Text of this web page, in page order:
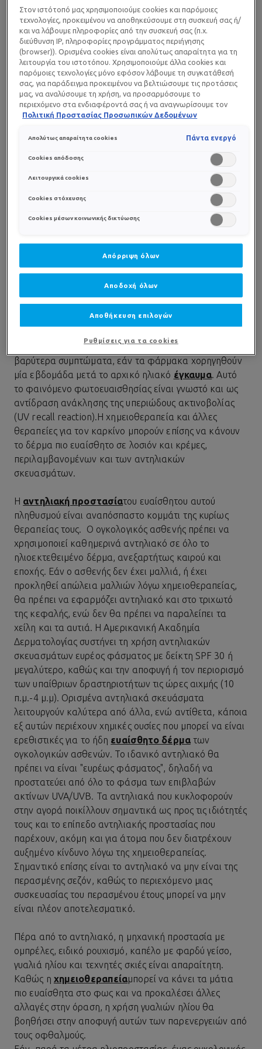
το δέρμα και την υγεία. Ωστόσο, αυτό που δεν
γνωρίζουνε πολλοί, είναι ότι ορισμένα
χημειοθεραπευτικά φάρμακα, αλλά και κάποιες
νεότερες ογκολογικές θεραπείες μπορεί να
καταστήσουν το δέρμα ακόμα πιο ευαίσθητο στη
βλαπτική δράση του ήλιου.
Η χημειοθεραπεία και άλλες θεραπείες για τον καρκίνο
αυξάνουν την ευαισθησία στην υπεριώδη ακτινοβολία,
προκαλώντας μια παρενέργεια που είναι γνωστή ως
φωτοευαισθησία από φάρμακα. Οι περισσότεροι
ασθενείς που αναπτύσσουν αυτού του τύπου τη
φωτοευαισθησία παρουσιάζουν τις λεγόμενες
αντιδράσεις. Συγκεκριμένα, σε διάστημα
5-20 ωρών από την έκθεση στον ήλιο, μπορεί να
εμφανιστεί εικόνα σοβαρού ηλιακού εγκαύματος με
(πρηξίματος), ορόρροιας (εκροή υγρού), φυσαλίδων και
στη συνέχεια σταδιακής απολέπισης (ξεφλούδισμα).
Λιγότερο συχνή παρενέργεια είναι οιφωτοαλλεργική
αντίδραση, όπου τα παραπάνω συμπτώματα μπορεί να
εμφανιστούν ή να εξαπλωθούν και στο δέρμα που δεν
εκτέθηκε απευθείας στον ήλιο. Σε πολύ σπάνιες
την επανεμφάνιση ενός ηλιακού εγκαύματος, συχνά με
βαρύτερα συμπτώματα, εάν τα φάρμακα χορηγηθούν
μία εβδομάδα μετά το αρχικό ηλιακό έγκαυμα. Αυτό
το φαινόμενο φωτοευαισθησίας είναι γνωστό και ως
αντίδραση ανάκλησης της υπεριώδους ακτινοβολίας
(UV recall reaction).Η χημειοθεραπεία και άλλες
θεραπείες για τον καρκίνο μπορούν επίσης να κάνουν
το δέρμα πιο ευαίσθητο σε λοσιόν και κρέμες,
περιλαμβανομένων και των αντηλιακών
σκευασμάτων.
Η αντηλιακή προστασίατου ευαίσθητου αυτού
πληθυσμού είναι αναπόσπαστο κομμάτι της κυρίως
θεραπείας τους. Ο ογκολογικός ασθενής πρέπει να
χρησιμοποιεί καθημερινά αντηλιακό σε όλο το
ηλιοεκτεθειμένο δέρμα, ανεξαρτήτως καιρού και
εποχής. Εάν ο ασθενής δεν έχει μαλλιά, ή έχει
προκληθεί απώλεια μαλλιών λόγω χημειοθεραπείας,
θα πρέπει να εφαρμόζει αντηλιακό και στο τριχωτό
της κεφαλής, ενώ δεν θα πρέπει να παραλείπει τα
χείλη και τα αυτιά. Η Αμερικανική Ακαδημία
Δερματολογίας συστήνει τη χρήση αντηλιακών
σκευασμάτων ευρέος φάσματος με δείκτη SPF 30 ή
μεγαλύτερο, καθώς και την αποφυγή ή τον περιορισμό
των υπαίθριων δραστηριοτήτων τις ώρες αιχμής (10
π.μ.-4 μ.μ). Ορισμένα αντηλιακά σκευάσματα
λειτουργούν καλύτερα από άλλα, ενώ αντίθετα, κάποια
εξ αυτών περιέχουν χημικές ουσίες που μπορεί να είναι
ερεθιστικές για το ήδη ευαίσθητο δέρματων
ογκολογικών ασθενών. Το ιδανικό αντηλιακό θα
πρέπει να είναι "ευρέως φάσματος", δηλαδή να
προστατεύει από όλο το φάσμα των επιβλαβών
ακτίνων UVA/UVB. Τα αντηλιακά που κυκλοφορούν
στην αγορά ποικίλλουν σημαντικά ως προς τις ιδιότητές
τους και το επίπεδο αντηλιακής προστασίας που
παρέχουν, ακόμη και για άτομα που δεν διατρέχουν
αυξημένο κίνδυνο λόγω της χημειοθεραπείας.
Σημαντικό επίσης είναι το αντηλιακό να μην είναι της
περασμένης σεζόν, καθώς το περιεχόμενο μιας
συσκευασίας του περασμένου έτους μπορεί να μην
είναι πλέον αποτελεσματικό.
Πέρα από το αντηλιακό, η μηχανική προστασία με
ομπρέλες, ειδικό ρουχισμό, καπέλο με φαρδύ γείσο,
γυαλιά ηλίου και τεχνητές σκιές είναι απαραίτητη.
Καθώς η χημειοθεραπείαμπορεί να κάνει τα μάτια
πιο ευαίσθητα στο φως και να προκαλέσει άλλες
αλλαγές στην όραση, η χρήση γυαλιών ηλίου θα
βοηθήσει στην αποφυγή αυτών των παρενεργειών από
τους οφθαλμούς.
Στον ιστότοπό μας χρησιμοποιούμε cookies και παρόμοιες
τεχνολογίες, προκειμένου να αποθηκεύσουμε στη συσκευή σας ή/
και να λάβουμε πληροφορίες από την συσκευή σας (π.χ.
διεύθυνση IP, πληροφορίες προγράμματος περιήγησης
(browser)). Ορισμένα cookies είναι απολύτως απαραίτητα για τη
λειτουργία του ιστοτόπου. Χρησιμοποιούμε άλλα cookies και
παρόμοιες τεχνολογίες μόνο εφόσον λάβουμε τη συγκατάθεσή
σας, για παράδειγμα προκειμένου να βελτιώσουμε τις προτάσεις
μας, να αναλύσουμε τη χρήση, να προσαρμόσουμε το
περιεχόμενο στα ενδιαφέροντά σας ή να αναγνωρίσουμε τον
browser/ τη συσκευή σας για τη δημιουργία προφίλ με τα
περιεχόμενο σε άλλες διαδικτυακές προτάσεις. Μπορείτε να
όλων»), να τα απορρίψετε («Απόρριψη όλων») ή να ρυθμίσετε και
να αποθηκεύσετε τις επιλογές σας («Αποθήκευση επιλογών»).
Μπορείτε επίσης, ανά πάσα στιγμή, να ελέγξετε και να ρυθμίσετε
εκ νέου τις επιλογές σας (επιλέγοντας το link «Ρυθμίσεις για τα
cookies»). Περισσότερες πληροφορίες μπορείτε να βρείτε στην
Πολιτική Προστασίας Προσωπικών Δεδομένων
Απολύτως απαραίτητα cookies Πάντα ενεργό
Cookies απόδοσης
Λειτουργικά cookies
Cookies στόχευσης
Cookies μέσων κοινωνικής δικτύωσης
Απόρριψη όλων
Αποδοχή όλων
Αποθήκευση επιλογών
Ρυθμίσεις για τα cookies